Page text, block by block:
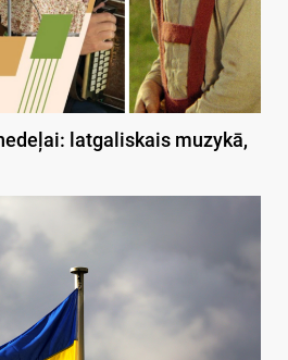
latgaliskais muzykā,